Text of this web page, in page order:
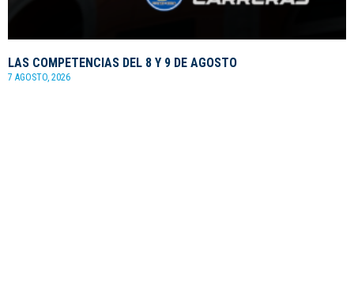
LAS COMPETENCIAS DEL 8 Y 9 DE AGOSTO
7 AGOSTO, 2026